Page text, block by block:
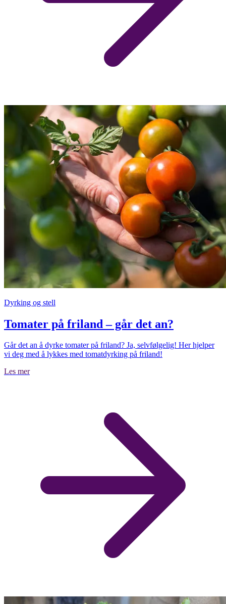
Dyrking og stell
Tomater på friland – går det an?
Går det an å dyrke tomater på friland? Ja, selvfølgelig! Her hjelper
vi deg med å lykkes med tomatdyrking på friland!
Les mer